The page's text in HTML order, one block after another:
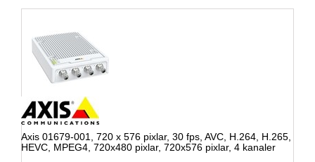
Axis 01679-001, 720 x 576 pixlar, 30 fps, AVC, H.264, H.265,
HEVC, MPEG4, 720x480 pixlar, 720x576 pixlar, 4 kanaler